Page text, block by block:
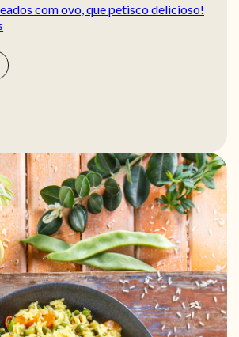
com ovo, que petisco delicioso!